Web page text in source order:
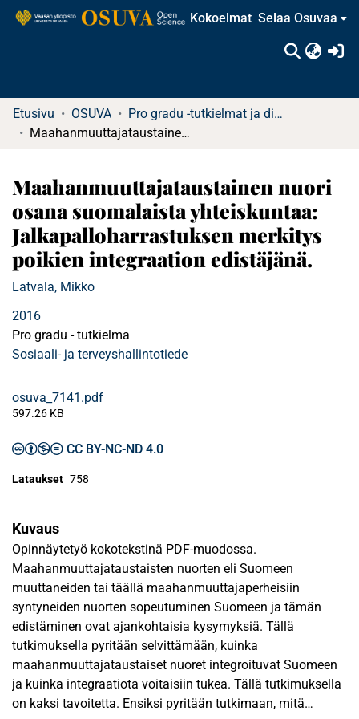
Kokoelmat Selaa Osuvaa
Etusivu OSUVA
Pro gradu -tutkielmat ja diplomityöt
Maahanmuuttajataustainen nuori osana suomalaista yhteiskuntaa: Jalkapalloharrastuksen merkitys poikien integraation edistäjänä.
Maahanmuuttajataustainen nuori
osana suomalaista yhteiskuntaa:
Jalkapalloharrastuksen merkitys
poikien integraation edistäjänä.
Latvala, Mikko
2016
Pro gradu - tutkielma
Sosiaali- ja terveyshallintotiede
osuva_7141.pdf
597.26 KB
CC BY-NC-ND 4.0
Lataukset 758
Kuvaus
Opinnäytetyö kokotekstinä PDF-muodossa.
Maahanmuuttajataustaisten nuorten eli Suomeen
muuttaneiden tai täällä maahanmuuttajaperheisiin
syntyneiden nuorten sopeutuminen Suomeen ja tämän
edistäminen ovat ajankohtaisia kysymyksiä. Tällä
tutkimuksella pyritään selvittämään, kuinka
maahanmuuttajataustaiset nuoret integroituvat Suomeen
ja kuinka integraatiota voitaisiin tukea. Tällä tutkimuksella
on kaksi tavoitetta. Ensiksi pyritään tutkimaan, mitä